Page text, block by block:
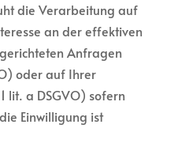
die Verarbeitung auf
an der effektiven
Anfragen
oder auf Ihrer
lit. a DSGVO) sofern
Einwilligung ist